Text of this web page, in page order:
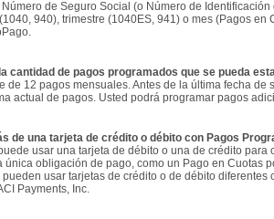
de Seguro Social (o Número de
940), trimestre (1040ES, 941) o mes (Pagos
cantidad de pagos programados que se pueda
de 12 pagos mensuales. Antes de la última fecha
actual de pagos. Usted podrá programar pagos
de una tarjeta de crédito o débito con Pagos
usar una tarjeta de débito o una de crédito
única obligación de pago, como un Pago en Cuotas
usar tarjetas de crédito o de débito
Payments, Inc.